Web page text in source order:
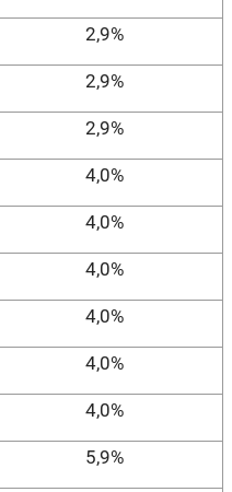
2,9%
2,9%
2,9%
4,0%
4,0%
4,0%
4,0%
4,0%
4,0%
5,9%